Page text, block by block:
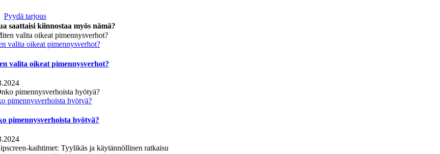
Pyydä tarjous
saattaisi kiinnostaa myös nämä?
valita oikeat pimennysverhot?
valita oikeat pimennysverhot?
pimennysverhoista hyötyä?
pimennysverhoista hyötyä?